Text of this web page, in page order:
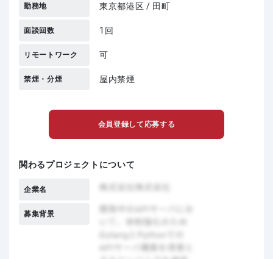
勤務地 東京都港区 / 田町
面談回数 1回
リモートワーク 可
禁煙・分煙 屋内禁煙
会員登録して応募する
関わるプロジェクトについて
企業名
募集背景